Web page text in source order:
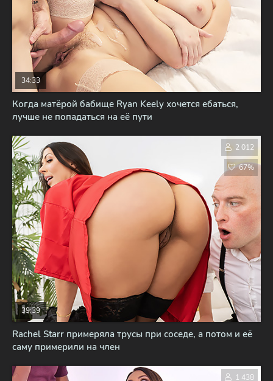
Когда матёрой бабище Ryan Keely хочется ебаться,
лучше не попадаться на её пути
34:33
Rachel Starr примеряла трусы при соседе, а потом и её
саму примерили на член
39:39
2 012
67%
1 438